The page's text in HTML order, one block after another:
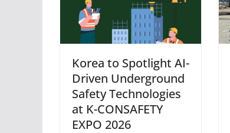
Korea to Spotlight AI-
Driven Underground
Safety Technologies
at K-CONSAFETY
EXPO 2026